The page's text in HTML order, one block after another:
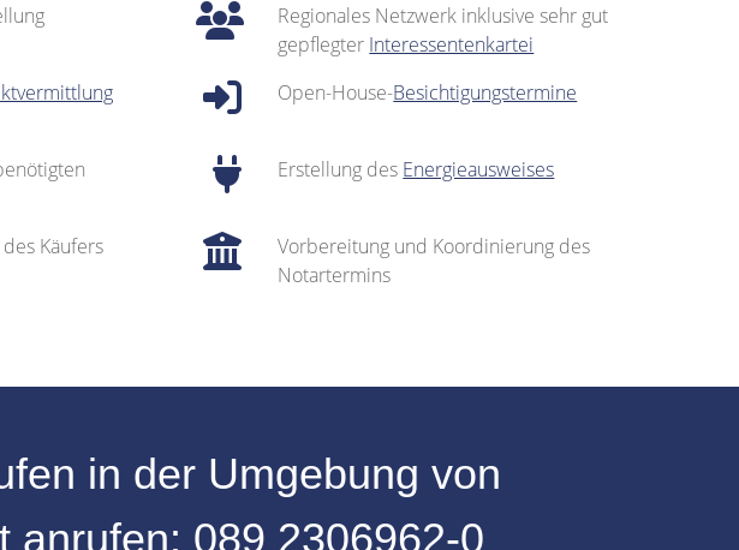
Regionales Netzwerk inklusive sehr gut
gepflegter Interessentenkartei
Open-House-Besichtigungstermine
Erstellung des Energieausweises
Käufers
Vorbereitung und Koordinierung des
Notartermins
in der Umgebung von
anrufen: 089 2306962-0